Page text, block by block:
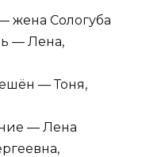
жена Сологуба
— Лена,
— Тоня,
— Лена